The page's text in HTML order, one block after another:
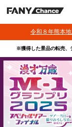
令和８年熊本
※獲得した景品の転売、
・本サービスで獲得された景
為は禁止しております。
・本サービスで獲得された
しております。無断での
ます。
・当選権利は当選者ご本人
その他営利目的での転売は禁